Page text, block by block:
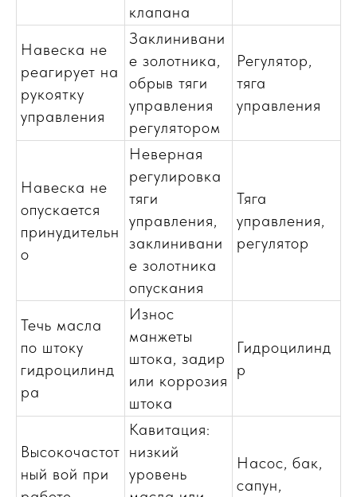
клапана
Навеска не
реагирует на
рукоятку
управления
Заклинивани
е золотника,
обрыв тяги
управления
регулятором
Регулятор,
тяга
управления
Навеска не
опускается
принудительн
о
Неверная
регулировка
тяги
управления,
заклинивани
е золотника
опускания
Тяга
управления,
регулятор
Течь масла
по штоку
гидроцилинд
ра
Износ
манжеты
штока, задир
или коррозия
штока
Гидроцилинд
р
Высокочастот
ный вой при
Кавитация:
низкий
уровень
Насос, бак,
сапун,